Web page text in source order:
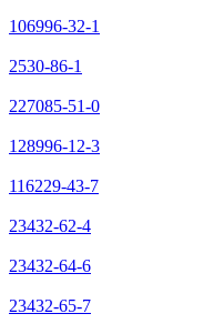
106996-32-1
2530-86-1
227085-51-0
128996-12-3
116229-43-7
23432-62-4
23432-64-6
23432-65-7